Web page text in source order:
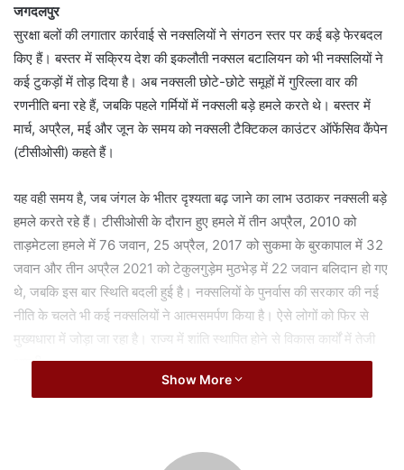
a
n
e
m
a
जगदलपुर
सुरक्षा बलों की लगातार कार्रवाई से नक्सलियों ने संगठन स्तर पर कई बड़े फेरबदल
किए हैं। बस्तर में सक्रिय देश की इकलौती नक्सल बटालियन को भी नक्सलियों ने
कई टुकड़ों में तोड़ दिया है। अब नक्सली छोटे-छोटे समूहों में गुरिल्ला वार की
रणनीति बना रहे हैं, जबकि पहले गर्मियों में नक्सली बड़े हमले करते थे। बस्तर में
मार्च, अप्रैल, मई और जून के समय को नक्सली टैक्टिकल काउंटर ऑफेंसिव कैंपेन
(टीसीओसी) कहते हैं।
यह वही समय है, जब जंगल के भीतर दृश्यता बढ़ जाने का लाभ उठाकर नक्सली बड़े
हमले करते रहे हैं। टीसीओसी के दौरान हुए हमले में तीन अप्रैल, 2010 को
ताड़मेटला हमले में 76 जवान, 25 अप्रैल, 2017 को सुकमा के बुरकापाल में 32
जवान और तीन अप्रैल 2021 को टेकुलगुड़ेम मुठभेड़ में 22 जवान बलिदान हो गए
थे, जबकि इस बार स्थिति बदली हुई है। नक्सलियों के पुनर्वास की सरकार की नई
नीति के चलते भी कई नक्सलियों ने आत्मसमर्पण किया है। ऐसे लोगों को फिर से
मुख्यधारा में जोड़ा जा रहा है। राज्य में शांति स्थापित होने से विकास कार्यों में तेजी
आएगी।
304 नक्सलियों को ढेर कर दिया है, जबकि 34 अग्रिम सुरक्षा चौकियां स्थापित की
Show More